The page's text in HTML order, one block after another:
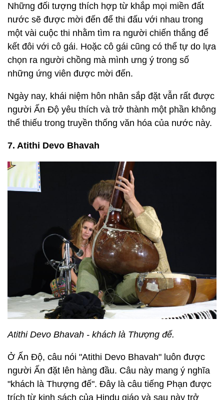
Những đối tượng thích hợp từ khắp mọi miền đất
nước sẽ được mời đến để thi đấu với nhau trong
một vài cuộc thi nhằm tìm ra người chiến thắng để
kết đôi với cô gái. Hoặc cô gái cũng có thể tự do lựa
chọn ra người chồng mà mình ưng ý trong số
những ứng viên được mời đến.
Ngày nay, khái niệm hôn nhân sắp đặt vẫn rất được
người Ấn Độ yêu thích và trở thành một phần không
thể thiếu trong truyền thống văn hóa của nước này.
7. Atithi Devo Bhavah
Atithi Devo Bhavah - khách là Thượng đế.
Ở Ấn Độ, câu nói "Atithi Devo Bhavah" luôn được
người Ấn đặt lên hàng đầu. Câu này mang ý nghĩa
"khách là Thượng đế". Đây là câu tiếng Phạn được
trích từ kinh sách của Hindu giáo và sau này trở